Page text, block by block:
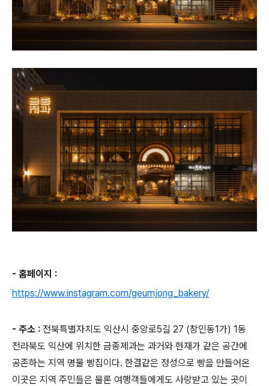
- 홈페이지 :
https://www.instagram.com/geumjong_bakery/
- 주소 : 전북특별자치도 익산시 중앙로5길 27 (창인동1가) 1동
전라북도 익산에 위치한 금종제과는 과거와 현재가 같은 공간에
공존하는 지역 명물 빵집이다. 한결같은 정성으로 빵을 만들어온
이곳은 지역 주민들은 물론 여행객들에게도 사랑받고 있는 곳이